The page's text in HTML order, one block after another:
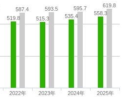
519.8 515.3 535.4 558.3
587.4 593.5 595.7 619.8
2022年 2023年 2024年 2025年